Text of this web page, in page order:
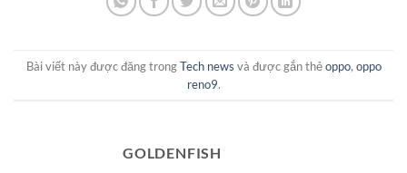
Bài viết này được đăng trongTech news và được gắn thẻoppo, oppo
reno9.
GOLDENFISH